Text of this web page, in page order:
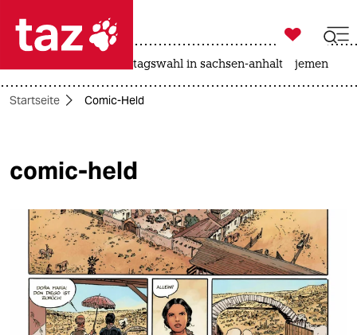
 taz zahl ich
taz zahl ich
politik
öko
gesellschaft
kultur
sport

taz zahl ich
landtagswahl in sachsen-anhalt jemen
Startseite Comic-Held
comic-held